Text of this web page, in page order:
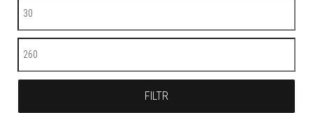
Minimální cena
Maximální cena
FILTR